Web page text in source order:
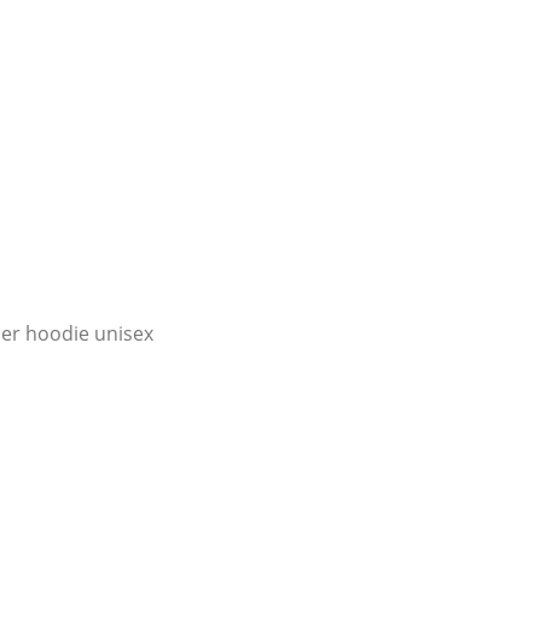
hoodie unisex